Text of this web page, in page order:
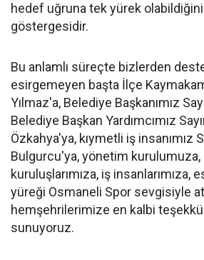
hedef uğruna tek yürek
göstergesidir.
Bu anlamlı süreçte bizlerden
esirgemeyen başta İlçe
Yılmaz'a, Belediye Başkanımız
Belediye Başkan Yardımcımız
Özkahya'ya, kıymetli iş insanımız
Bulgurcu'ya, yönetim
kuruluşlarımıza, iş insanlarımıza,
yüreği Osmaneli Spor sevgisiyle
hemşehrilerimize en kalbi
sunuyoruz.